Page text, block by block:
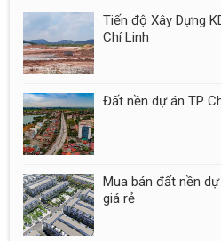
Tiến độ Xây Dựng
Chí Linh
Đất nền dự án TP
Mua bán đất nền
giá rẻ